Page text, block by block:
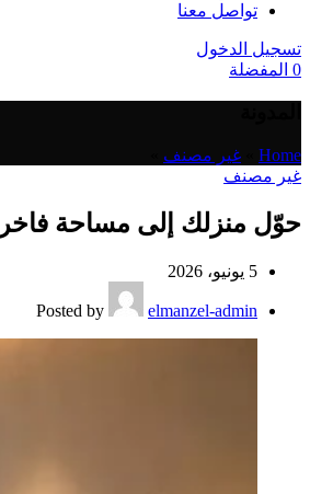
تواصل معنا
تسجيل الدخول
0 المفضلة
Home غير مصنف
غير مصنف
حوّل منزلك إلى مساحة
5 يونيو، 2026
Posted by elmanzel-admin